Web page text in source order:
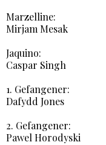
Marzelline:
Mirjam Mesak
Jaquino:
Caspar Singh
1. Gefangener:
Dafydd Jones
2. Gefangener:
Pawel Horodyski